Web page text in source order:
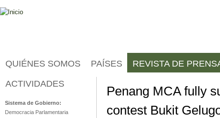
Penang MCA fully
contest Bukit
QUIÉNES SOMOS PAÍSES REVISTA DE
ACTIVIDADES
Malasia
Sistema de Gobierno:
Democracia Parlamentaria